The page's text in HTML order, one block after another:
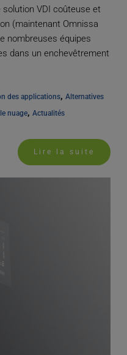
VDI coûteuse et
(maintenant Omnissa
nombreuses équipes
dans un enchevêtrement
des applications, Alternatives
nuage, Actualités
Lire la suite